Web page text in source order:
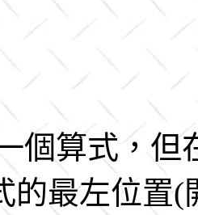
個算式，
的最左位置(